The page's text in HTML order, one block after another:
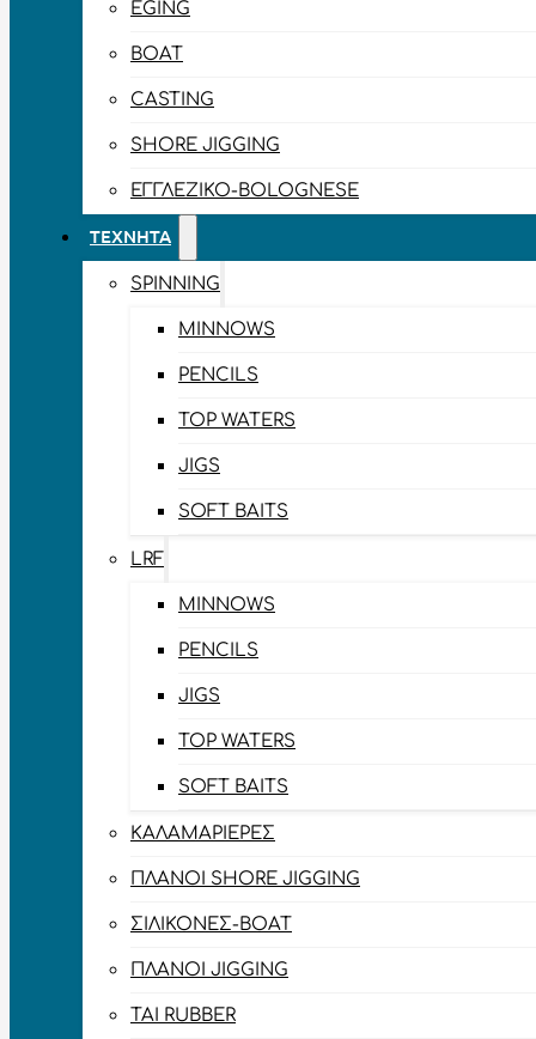
EGING
BOAT
CASTING
SHORE JIGGING
ΕΓΓΛΈΖΙΚΟ-BOLOGNESE
ΤΕΧΝΗΤΆ
SPINNING
MINNOWS
PENCILS
TOP WATERS
JIGS
SOFT BAITS
LRF
MINNOWS
PENCILS
JIGS
TOP WATERS
SOFT BAITS
ΚΑΛΑΜΑΡΙΈΡΕΣ
ΠΛΆΝΟΙ SHORE JIGGING
ΣΙΛΙΚΌΝΕΣ-BOAT
ΠΛΆΝΟΙ JIGGING
TAI RUBBER